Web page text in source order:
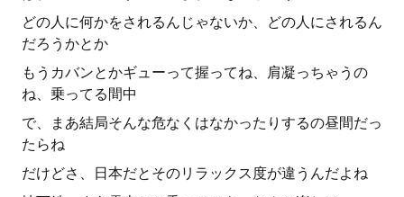
どの人に何かをされるんじゃないか、どの人にされるん
だろうかとか
もうカバンとかギューって握ってね、肩凝っちゃうの
ね、乗ってる間中
で、まあ結局そんな危なくはなかったりするの昼間だっ
たらね
だけどさ、日本だとそのリラックス度が違うんだよね